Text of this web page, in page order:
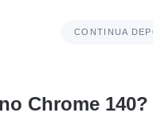
CONTINUA
Chrome 140?